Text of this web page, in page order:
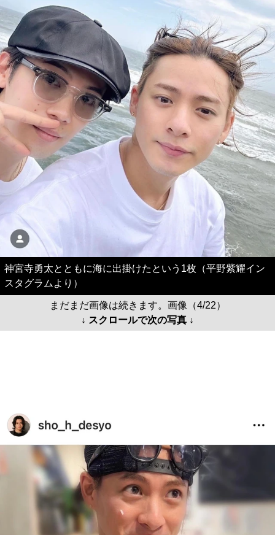
神宮寺勇太とともに海に出掛けたという1枚（平野紫耀イン
スタグラムより）
まだまだ画像は続きます。画像（4/22）
↓ スクロールで次の写真 ↓